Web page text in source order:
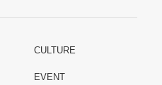
CULTURE
EVENT